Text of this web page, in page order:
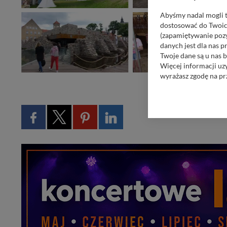
Abyśmy nadal mogli
dostosować do
(zapamiętywanie
danych jest dla nas
Twoje dane są u nas
Więcej informacji
wyrażasz zgodę na
Wyjątkiem jest
Administratorem
11-500 Giżycko.
W każdej chwili
przetwarzania.
informacji zawartych
przypadkach nie
Dziękujemy, i